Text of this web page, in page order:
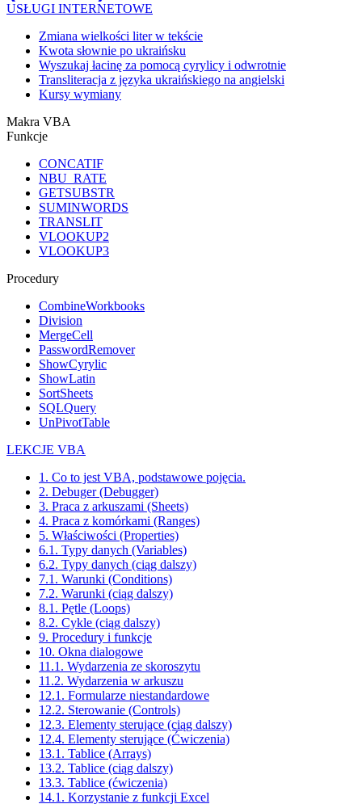
USŁUGI INTERNETOWE
Zmiana wielkości liter w tekście
Kwota słownie po ukraińsku
Wyszukaj łacinę za pomocą cyrylicy i odwrotnie
Transliteracja z języka ukraińskiego na angielski
Kursy wymiany
Makra VBA
Funkcje
CONCATIF
NBU_RATE
GETSUBSTR
SUMINWORDS
TRANSLIT
VLOOKUP2
VLOOKUP3
Procedury
CombineWorkbooks
Division
MergeCell
PasswordRemover
ShowCyrylic
ShowLatin
SortSheets
SQLQuery
UnPivotTable
LEKCJE VBA
1. Co to jest VBA, podstawowe pojęcia.
2. Debuger (Debugger)
3. Praca z arkuszami (Sheets)
4. Praca z komórkami (Ranges)
5. Właściwości (Properties)
6.1. Typy danych (Variables)
6.2. Typy danych (ciąg dalszy)
7.1. Warunki (Conditions)
7.2. Warunki (ciąg dalszy)
8.1. Pętle (Loops)
8.2. Cykle (ciąg dalszy)
9. Procedury i funkcje
10. Okna dialogowe
11.1. Wydarzenia ze skoroszytu
11.2. Wydarzenia w arkuszu
12.1. Formularze niestandardowe
12.2. Sterowanie (Controls)
12.3. Elementy sterujące (ciąg dalszy)
12.4. Elementy sterujące (Ćwiczenia)
13.1. Tablice (Arrays)
13.2. Tablice (ciąg dalszy)
13.3. Tablice (ćwiczenia)
14.1. Korzystanie z funkcji Excel